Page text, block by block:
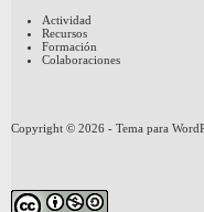
Actividad
Recursos
Formación
Colaboraciones
Copyright © 2026 - Tema para